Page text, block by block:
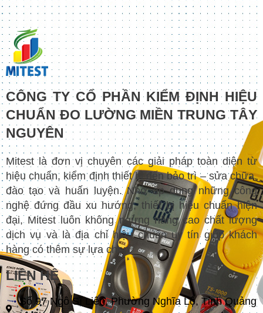
CÔNG TY CỔ PHẦN KIỂM ĐỊNH HIỆU
CHUẨN ĐO LƯỜNG MIỀN TRUNG TÂY
NGUYÊN
Mitest là đơn vị chuyên các giải pháp toàn diện từ
hiệu chuẩn, kiểm định thiết bị đến bảo trì – sửa chữa,
đào tạo và huấn luyện. Nhờ áp dụng những công
nghệ đứng đầu xu hướng, thiết bị hiệu chuẩn hiện
đại, Mitest luôn không ngừng nâng cao chất lượng
dịch vụ và là địa chỉ hiệu chuẩn uy tín giúp khách
hàng có thêm sự lựa chọn.
LIÊN HỆ
Số 97 Ngô Sĩ Liên, Phường Nghĩa Lộ, Tỉnh Quảng